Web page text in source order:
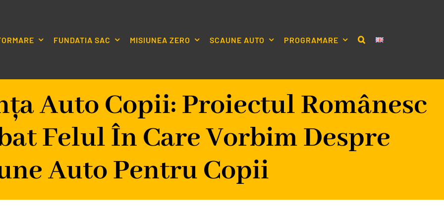
FUNDATIA SAC MISIUNEA ZERO SCAUNE AUTO PROGRAMARE
Auto Copii: Proiectul Românesc
Felul În Care Vorbim Despre
Auto Pentru Copii